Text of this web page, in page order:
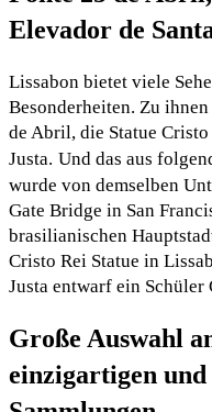
Elevador de
Lissabon bietet viele
Besonderheiten. Zu
de Abril, die Statue
Justa. Und das aus
wurde von demselben
Gate Bridge in San
brasilianischen
Cristo Rei Statue in
Justa entwarf ein Schüler
Große Auswahl
einzigartigen und